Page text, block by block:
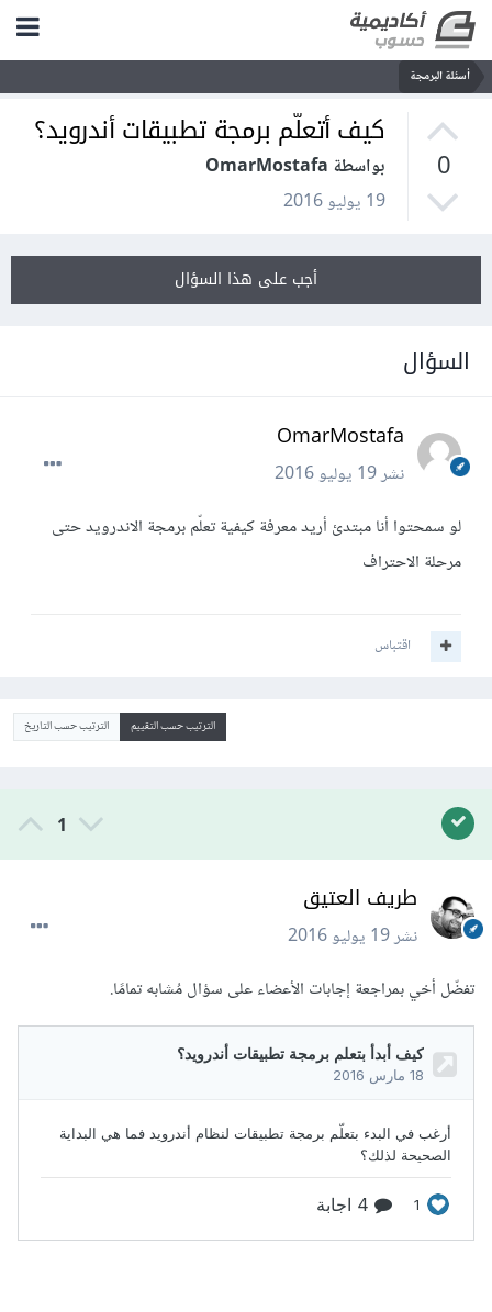
أسئلة البرمجة
0
كيف أتعلّم برمجة تطبيقات أندرويد؟
بواسطة OmarMostafa
19 يوليو 2016
أجب على هذا السؤال
السؤال
OmarMostafa
نشر19 يوليو 2016
لو سمحتوا أنا مبتدئ أريد معرفة كيفية تعلّم برمجة الاندرويد حتى
مرحلة الاحتراف
اقتباس
الترتيب حسب التقييم الترتيب حسب التاريخ
1
طريف العتيق
نشر19 يوليو 2016
تفضّل أخي بمراجعة إجابات الأعضاء على سؤال مُشابه تمامًا.